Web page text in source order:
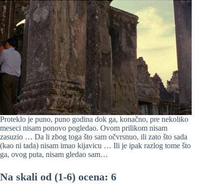
Proteklo je puno, puno godina dok ga, konačno, pre nekoliko
meseci nisam ponovo pogledao. Ovom prilikom nisam
zasuzio … Da li zbog toga što sam očvrsnuo, ili zato što sada
(kao ni tada) nisam imao kijavicu … Ili je ipak razlog tome što
ga, ovog puta, nisam gledao sam…
Na skali od (1-6) ocena: 6